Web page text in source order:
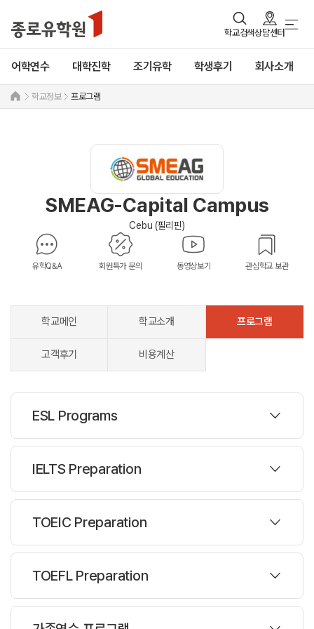
학교검색상담센터
어학연수 대학진학 조기유학 학생후기 회사소개
학교정보 프로그램
SMEAG-Capital Campus
Cebu (필리핀)
유학Q&A 회원특가 문의 동영상보기 관심학교 보관
학교메인 학교소개 프로그램
고객후기 비용계산
ESL Programs
프로그램
주당레슨 :50레슨
한반명수 :
ESL Programs
General ESL
IELTS Preparation
프로그램
주당레슨 :30시간
과정설명
TOEIC Preparation
프로그램
주당레슨 :30시간
TOEFL Preparation
프로그램